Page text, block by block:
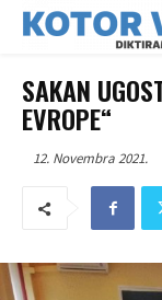
SAKAN
EVROPE“
12. Novembra 2021.